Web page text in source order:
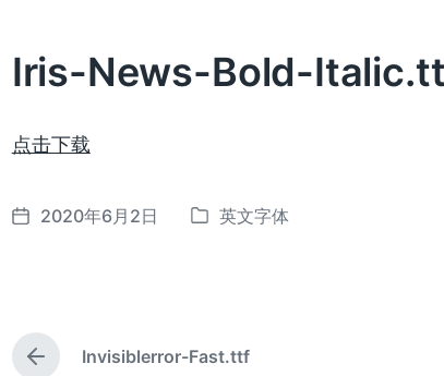
Iris-News-Bold-
点击下载
发
2020年6月2日
发
英文字体
上
Invisiblerror-Fast.ttf